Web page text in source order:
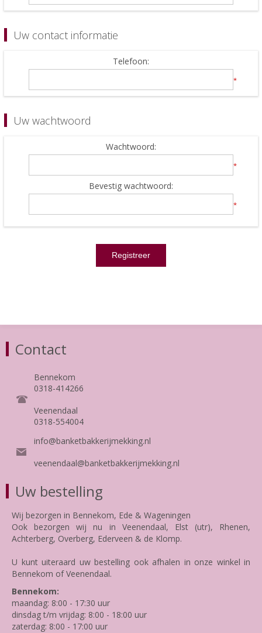
Uw contact informatie
Telefoon:
*
Uw wachtwoord
Wachtwoord:
*
Bevestig wachtwoord:
*
Contact
Bennekom
0318-414266
Veenendaal
0318-554004
info@banketbakkerijmekking.nl
veenendaal@banketbakkerijmekking.nl
Uw bestelling
Wij bezorgen in Bennekom, Ede & Wageningen
Ook bezorgen wij nu in Veenendaal, Elst (utr), Rhenen,
Achterberg, Overberg, Ederveen & de Klomp.
U kunt uiteraard uw bestelling ook afhalen in onze winkel in
Bennekom of Veenendaal.
Bennekom:
maandag: 8:00 - 17:30 uur
dinsdag t/m vrijdag: 8:00 - 18:00 uur
zaterdag: 8:00 - 17:00 uur